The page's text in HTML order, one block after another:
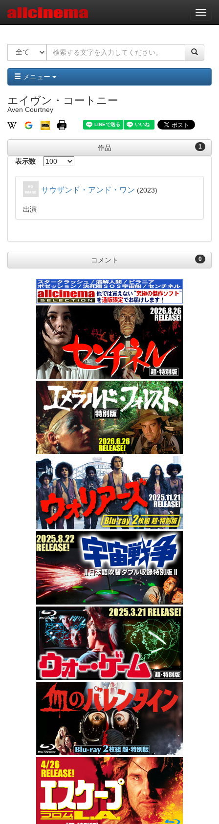
ナ
ビ
ー
ョ
ン
メニュー
エイヴン・コートニー
Aven Courtney
1
作品
表示数
サウザンド・アンド・ワン 2023
出演
0
コメント